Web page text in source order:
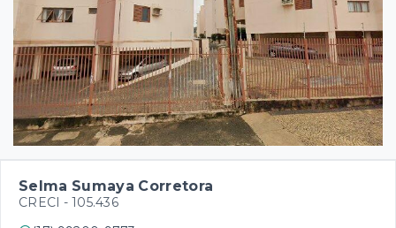
Selma Sumaya Corretora
CRECI - 105.436